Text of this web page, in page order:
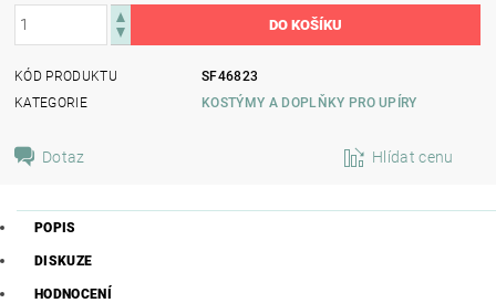
KÓD PRODUKTU
SF46823
KATEGORIE
KOSTÝMY A DOPLŇKY PRO UPÍRY
Dotaz Hlídat cenu
POPIS
DISKUZE
HODNOCENÍ